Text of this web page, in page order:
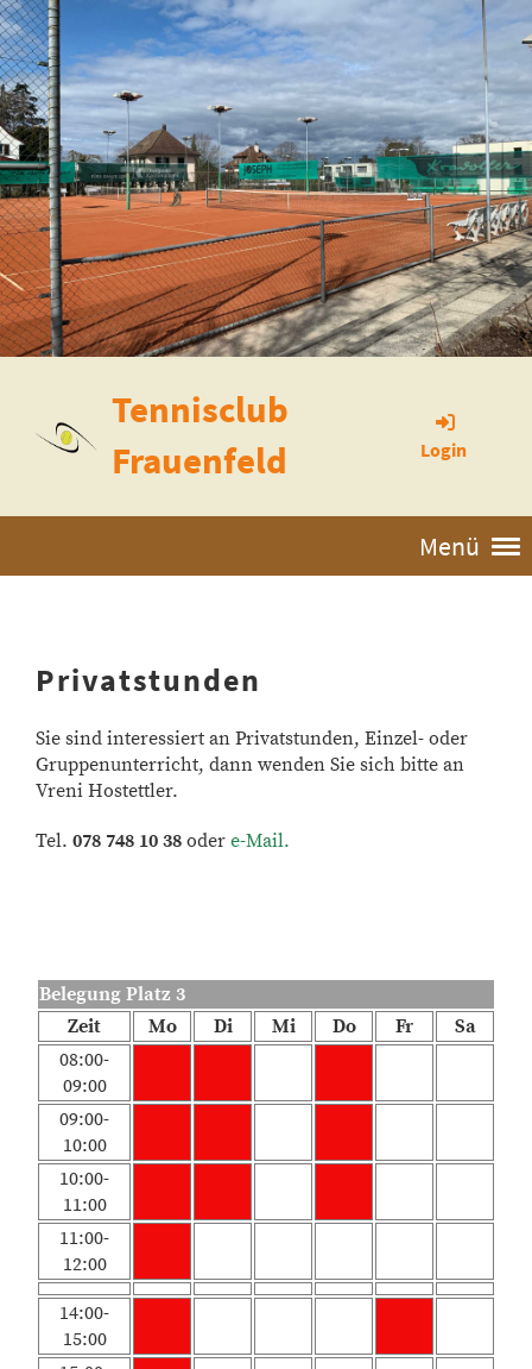
Tennisclub
Frauenfeld
Login
Menü
Privatstunden
Sie sind interessiert an Privatstunden, Einzel- oder
Gruppenunterricht, dann wenden Sie sich bitte an
Vreni Hostettler.
Tel. 078 748 10 38 oder e-Mail.
Belegung Platz 3
Zeit
Mo Di Mi Do Fr
Sa
08:00-
09:00
09:00-
10:00
10:00-
11:00
11:00-
12:00
14:00-
15:00